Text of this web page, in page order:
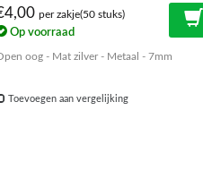
per zakje(50 stuks)
Op voorraad
oog - Mat zilver - Metaal - 7mm
Toevoegen aan vergelijking